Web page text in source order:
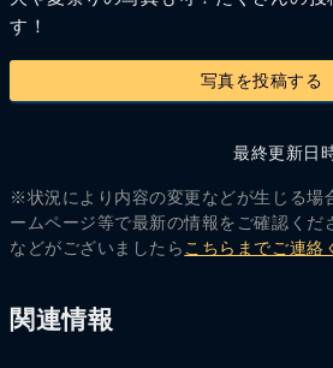
す！
写真を投稿する
最終更新日
※状況により内容の変更などが生じる場
ームページ等で最新の情報をご確認くだ
などがございましたら こちらまでご連絡
関連情報